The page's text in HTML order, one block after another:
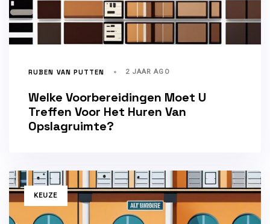
RUBEN VAN PUTTEN 2 JAAR AGO
Welke Voorbereidingen Moet U
Treffen Voor Het Huren Van
Opslagruimte?
TAGSKEUZE